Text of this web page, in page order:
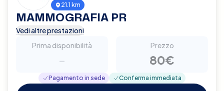
21.1 km
MAMMOGRAFIA PR
Vedi altre prestazioni
Prima disponibilità
-
Prezzo
80€
Pagamento in sede Conferma immediata